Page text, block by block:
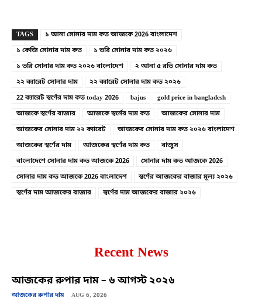
TAGS
১ আনা সোনার দাম কত আজকে 2026 বাংলাদেশ
১ কেজি সোনার দাম কত
১ ভরি সোনার দাম কত ২০২৬
১ ভরি সোনার দাম কত ২০২৬ বাংলাদেশ
২ আনা ৫ রতি সোনার দাম কত
২২ ক্যারেট সোনার দাম
২২ ক্যারেট সোনার দাম কত ২০২৬
22 ক্যারেট স্বর্ণের দাম কত today 2026
bajus
gold price in bangladesh
আজকে স্বর্ণের বাজার
আজকে স্বর্নের দাম কত
আজকের সোনার দাম
আজকের সোনার দাম ২২ ক্যারেট
আজকের সোনার দাম কত ২০২৬ বাংলাদেশ
আজকের স্বর্ণের দাম
আজকের স্বর্ণের দাম কত
বাজুস
বাংলাদেশে সোনার দাম কত আজকে 2026
সোনার দাম কত আজকে 2026
সোনার দাম কত আজকে 2026 বাংলাদেশ
স্বর্ণের আজকের বাজার মূল্য ২০২৬
স্বর্ণের দাম আজকের বাজার
স্বর্ণের দাম আজকের বাজার ২০২৬
Recent News
আজকের রুপার দাম – ৬ আগস্ট ২০২৬
আজকের রুপার দাম AUG 6, 2026